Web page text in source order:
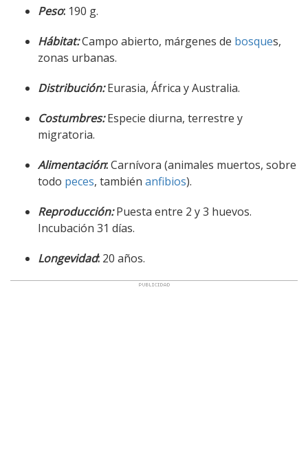
Peso: 190 g.
Hábitat:Campo abierto, márgenes de bosques,
zonas urbanas.
Distribución:Eurasia, África y Australia.
Costumbres:Especie diurna, terrestre y
migratoria.
Alimentación:Carnívora (animales muertos, sobre
todo peces, también anfibios).
Reproducción:Puesta entre 2 y 3 huevos.
Incubación 31 días.
Longevidad: 20 años.